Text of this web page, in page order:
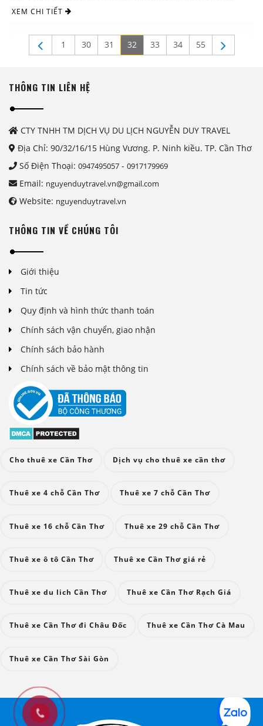
nhanh chóng và thuận ...
XEM CHI TIẾT
1 30 31 32 33 34 55
THÔNG TIN LIÊN HỆ
CTY TNHH TM DỊCH VỤ DU LỊCH NGUYỄN DUY TRAVEL
Địa Chỉ: 90/32/16/15 Hùng Vương. P. Ninh kiều. TP. Cần Thơ
Số Điện Thoại: 0947495057 - 0917179969
Email: nguyenduytravel.vn@gmail.com
Website: nguyenduytravel.vn
THÔNG TIN VỀ CHÚNG TÔI
Giới thiệu
Tin tức
Quy định và hình thức thanh toán
Chính sách vận chuyển, giao nhận
Chính sách bảo hành
Chính sách về bảo mật thông tin
Cho thuê xe Cần Thơ Dịch vụ cho thuê xe cần thơ
Thuê xe 4 chỗ Cần Thơ Thuê xe 7 chỗ Cần Thơ
Thuê xe 16 chỗ Cần Thơ Thuê xe 29 chỗ Cần Thơ
Thuê xe ô tô Cần Thơ Thuê xe Cần Thơ giá rẻ
Thuê xe du lich Cần Thơ Thuê xe Cần Thơ Rạch Giá
Thuê xe Cần Thơ đi Châu Đốc Thuê xe Cần Thơ Cà Mau
Thuê xe Cần Thơ Sài Gòn